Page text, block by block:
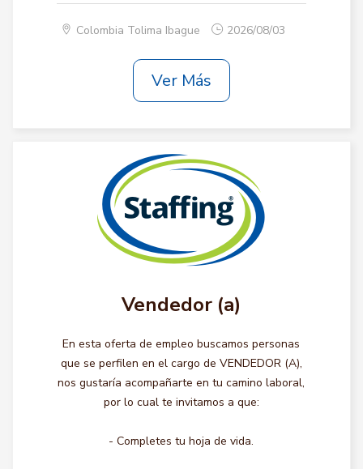
Colombia Tolima Ibague 2026/08/03
Ver Más
Vendedor (a)
En esta oferta de empleo buscamos personas
que se perfilen en el cargo de VENDEDOR (A),
nos gustaría acompañarte en tu camino laboral,
por lo cual te invitamos a que:
- Completes tu hoja de vida.